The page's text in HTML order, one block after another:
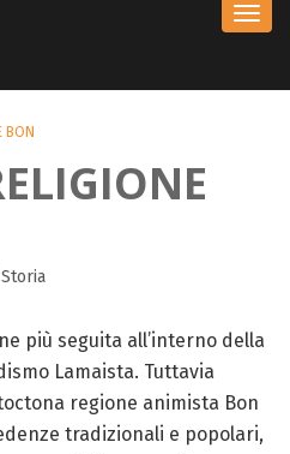
BON
Storia
più seguita all’interno della
Lamaista. Tuttavia
regione animista Bon
tradizionali e popolari,